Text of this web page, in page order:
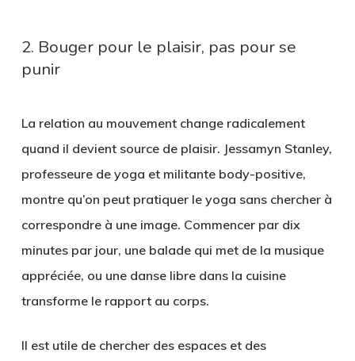
2. Bouger pour le plaisir, pas pour se
punir
La relation au mouvement change radicalement
quand il devient source de plaisir. Jessamyn Stanley,
professeure de yoga et militante body-positive,
montre qu’on peut pratiquer le yoga sans chercher à
correspondre à une image. Commencer par dix
minutes par jour, une balade qui met de la musique
appréciée, ou une danse libre dans la cuisine
transforme le rapport au corps.
Il est utile de chercher des espaces et des